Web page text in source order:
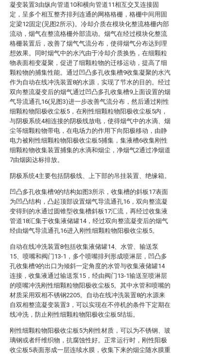
凝变装置3由纵向管道10和横向管道11相互交叉连接固
定，呈多个相互整齐排列连通的网格格栅，格栅中间用固
定梁12固定(见图2所示)。冷却介质在模块化整流格栅内部
流动，烟气在整流格栅外部流动。烟气在经过模块化整流
格栅装置后，改善了烟气气流分布，使得烟气分布达到理
想效果。同时烟气中的水汽由于冷却介质换热，在细颗粒
物表面相变凝聚，促进了细颗粒物的迁移运动，提高了细
颗粒物的捕集性能。通过凹凸多孔收集槽9收集凝聚的水汽
作为自动在线冲洗装置8的水源，实现了节水的目的。经过
双向整流凝变后的烟气通过凹凸多孔收集槽9上面设置的烟
气导流通孔16(见图3)进一步改善气流分布，然后通过刚性
细颗粒物阳极收尘板5，在刚性细颗粒物阳极收尘板5内，
与阴极系统4相连接的阴极线放电，使得烟气中的水滴、烟
尘等细颗粒物带电，在电场力的作用下向阳极移动，由静
电力被刚性细颗粒物阳极收尘板5捕集，集液槽6收集刚性
细颗粒物收集装置捕集的水滴和烟尘，净烟气2通过净烟道
7由烟囱达标排放。
阴极系统4主要包括阴极线、上下部的吊挂装置、绝缘箱。
凹凸多孔收集槽9的结构如图3所示，收集槽的斜板17表面
为凹凸结构，凸起顶部设置烟气导流通孔16，双向整流凝
变得到的水通过圆锥型收集槽斜板17汇流，再经过收集液
管道18汇集于收集液储罐14，经过双向整流凝变后的烟气
经由烟气导流通孔16进入刚性细颗粒物阳极收尘板5。
自动在线冲洗装置8包括收集液储罐14、水管、输送泵
15、喷嘴和阀门13-1，多个喷嘴排列形成喷淋层，凹凸多
孔收集槽9的出口为倾斜一定角度的水管与收集液储罐14
连接，收集液通过输送泵15，经由阀门13-1输送至喷淋层
的喷嘴冲洗刚性细颗粒物阳极收尘板5。其中水管和喷嘴的
材质采用双相不锈钢2205。自动在线冲洗装置8的水源来
自双相整流凝变装置3，可以实现在不停机的条件下定期在
线冲洗，防止刚性细颗粒物阳极收尘板5结垢。
刚性细颗粒物阳极收尘板5为刚性材质，可以为不锈钢、玻
璃钢或者纤维织物，抗腐蚀性好。正常运行时，刚性阳极
收尘板5表面形成一层连续水膜，收集下来的烟尘随水膜重